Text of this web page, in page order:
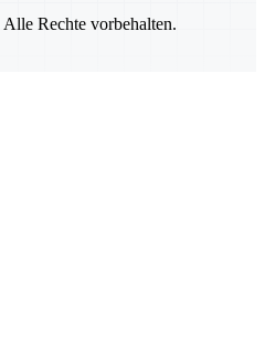
Rechte vorbehalten.